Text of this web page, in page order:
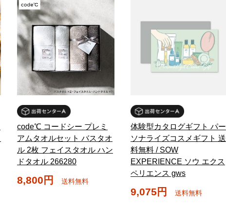
code℃ コードシー プレミ
アムタオルセット バスタオ
ル 2枚 フェイスタオル ハン
ドタオル 266280
8,800円 送料無料
体験型カタログギフト パー
ソナライズコスメギフト 送
料無料 / SOW
EXPERIENCE ソウ エクス
ペリエンス gws
9,075円 送料無料